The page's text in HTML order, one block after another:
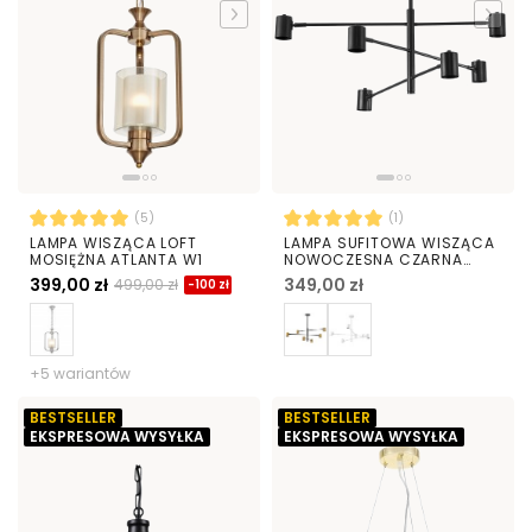
(5)
LAMPA WISZĄCA LOFT
MOSIĘŻNA ATLANTA W1
399,00 zł 499,00 zł -100 zł
+5 wariantów
(1)
LAMPA SUFITOWA WISZĄCA
NOWOCZESNA CZARNA
DORA W6
349,00 zł
BESTSELLER
EKSPRESOWA WYSYŁKA
BESTSELLER
EKSPRESOWA WYSYŁKA